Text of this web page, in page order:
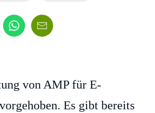
von AMP für E-
Es gibt bereits